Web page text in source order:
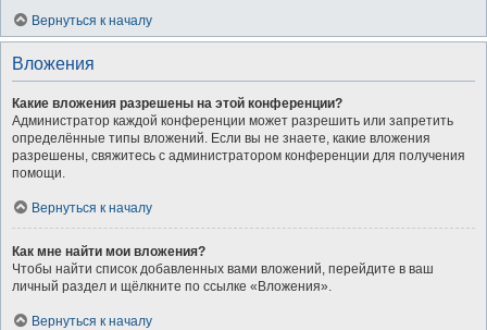
Вернуться к началу
Вложения
Какие вложения разрешены на этой конференции?
Администратор каждой конференции может разрешить или запретить
определённые типы вложений. Если вы не знаете, какие вложения
разрешены, свяжитесь с администратором конференции для получения
помощи.
Вернуться к началу
Как мне найти мои вложения?
Чтобы найти список добавленных вами вложений, перейдите в ваш
личный раздел и щёлкните по ссылке «Вложения».
Вернуться к началу